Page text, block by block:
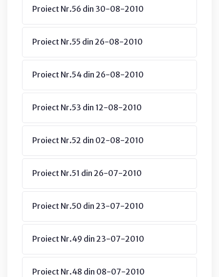
Proiect Nr.56 din 30-08-2010
Proiect Nr.55 din 26-08-2010
Proiect Nr.54 din 26-08-2010
Proiect Nr.53 din 12-08-2010
Proiect Nr.52 din 02-08-2010
Proiect Nr.51 din 26-07-2010
Proiect Nr.50 din 23-07-2010
Proiect Nr.49 din 23-07-2010
Proiect Nr.48 din 08-07-2010